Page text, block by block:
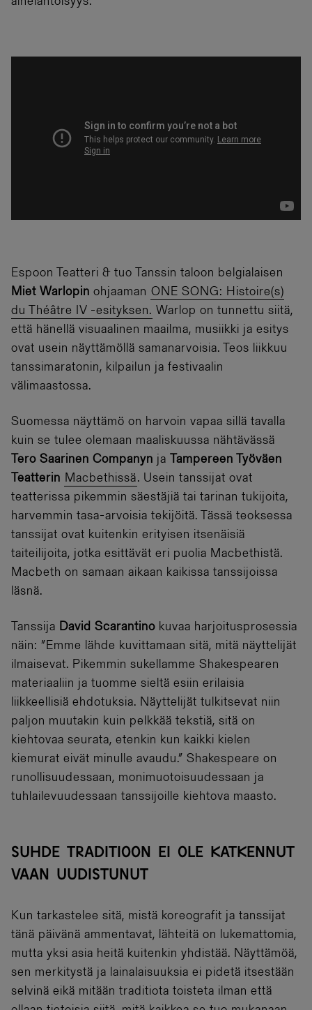
Espoon Teatteri & tuo Tanssin taloon belgialaisen
Miet Warlopin ohjaaman ONE SONG: Histoire(s)
du Théâtre IV -esityksen. Warlop on tunnettu siitä,
että hänellä visuaalinen maailma, musiikki ja esitys
ovat usein näyttämöllä samanarvoisia. Teos liikkuu
tanssimaratonin, kilpailun ja festivaalin
välimaastossa.
Suomessa näyttämö on harvoin vapaa sillä tavalla
kuin se tulee olemaan maaliskuussa nähtävässä
Tero Saarinen Companyn ja Tampereen Työväen
Teatterin Macbethissä. Usein tanssijat ovat
teatterissa pikemmin säestäjiä tai tarinan tukijoita,
harvemmin tasa-arvoisia tekijöitä. Tässä teoksessa
tanssijat ovat kuitenkin erityisen itsenäisiä
taiteilijoita, jotka esittävät eri puolia Macbethistä.
Macbeth on samaan aikaan kaikissa tanssijoissa
läsnä.
Tanssija David Scarantino kuvaa harjoitusprosessia
näin: ”Emme lähde kuvittamaan sitä, mitä näyttelijät
ilmaisevat. Pikemmin sukellamme Shakespearen
materiaaliin ja tuomme sieltä esiin erilaisia
liikkeellisiä ehdotuksia. Näyttelijät tulkitsevat niin
paljon muutakin kuin pelkkää tekstiä, sitä on
kiehtovaa seurata, etenkin kun kaikki kielen
kiemurat eivät minulle avaudu.” Shakespeare on
runollisuudessaan, monimuotoisuudessaan ja
tuhlailevuudessaan tanssijoille kiehtova maasto.
SUHDE TRADITIOON EI OLE KATKENNUT
VAAN UUDISTUNUT
Kun tarkastelee sitä, mistä koreografit ja tanssijat
tänä päivänä ammentavat, lähteitä on lukemattomia,
mutta yksi asia heitä kuitenkin yhdistää. Näyttämöä,
sen merkitystä ja lainalaisuuksia ei pidetä itsestään
selvinä eikä mitään traditiota toisteta ilman että